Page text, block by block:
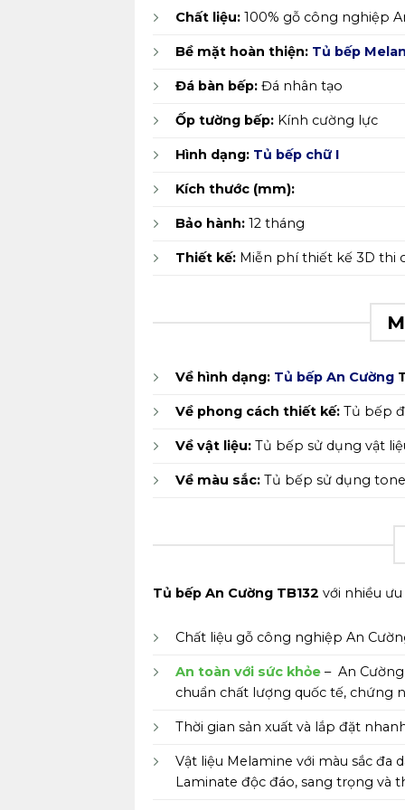
Chất liệu: 100% gỗ công nghiệp
Bề mặt hoàn thiện: Tủ bếp
Đá bàn bếp: Đá nhân tạo
Ốp tường bếp: Kính cường lực
Hình dạng: Tủ bếp chữ I
Kích thước (mm):
Bảo hành: 12 tháng
Thiết kế: Miễn phí thiết kế 3D
Về hình dạng: Tủ bếp An Cường
Về phong cách thiết kế: Tủ bếp
Về vật liệu: Tủ bếp sử dụng vật
Về màu sắc: Tủ bếp sử dụng
Tủ bếp An Cường TB132với nhiều
Chất liệu gỗ công nghiệp An
An toàn với sức khỏe – An
chuẩn chất lượng quốc tế, chứng
Thời gian sản xuất và lắp đặt
Vật liệu Melamine với màu sắc
Laminate độc đáo, sang trọng và